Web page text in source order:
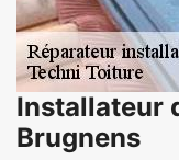
Installateur
Brugnens